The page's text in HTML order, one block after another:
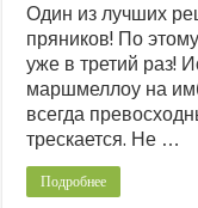
Один из лучших
пряников! По
уже в третий раз!
маршмеллоу на
всегда
трескается. Не …
Подробнее